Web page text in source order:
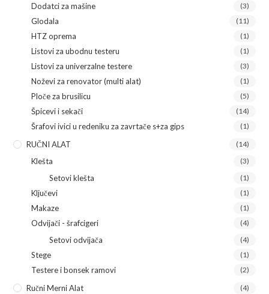
Dodatci za mašine (3)
Glodala (11)
HTZ oprema (1)
Listovi za ubodnu testeru (1)
Listovi za univerzalne testere (3)
Noževi za renovator (multi alat) (1)
Ploče za brusilicu (5)
Špicevi i sekači (14)
Šrafovi ivici u redeniku za zavrtače s+za gips (1)
RUČNI ALAT (14)
Klešta (3)
Setovi klešta (1)
Ključevi (1)
Makaze (1)
Odvijači - šrafcigeri (4)
Setovi odvijača (4)
Stege (1)
Testere i bonsek ramovi (2)
Ručni Merni Alat (4)